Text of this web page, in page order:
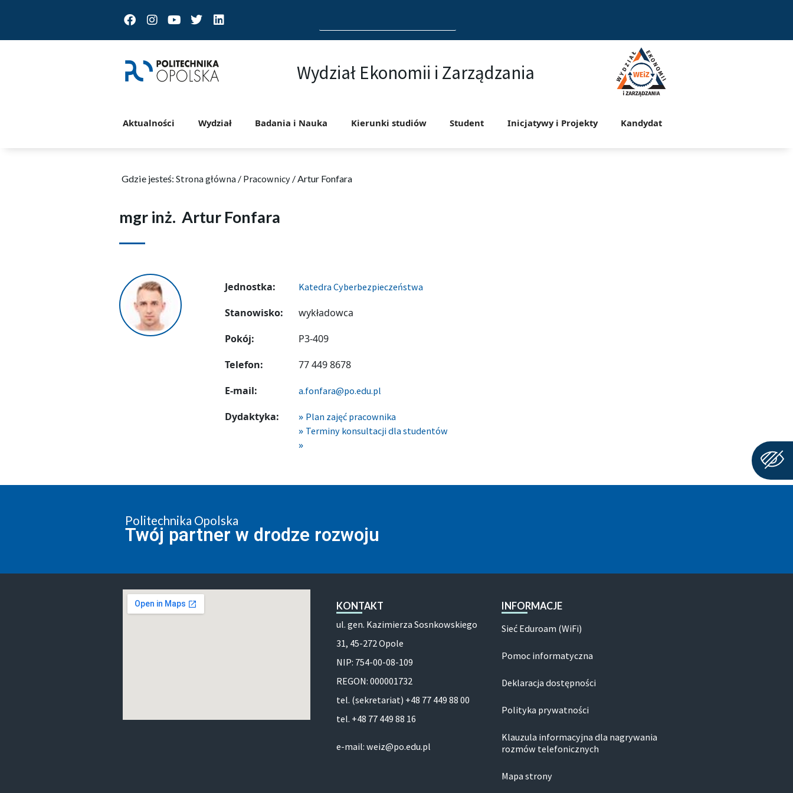
FacebookInstagram
Youtube
TwitterLinkedin
for:
Wydział Ekonomii i Zarządzania
Aktualności Wydział Badania i Nauka Kierunki studiów Student Inicjatywy i Projekty Kandydat
Gdzie jesteś: Strona główna / Pracownicy/Artur Fonfara
mgr inż. Artur Fonfara
Jednostka: Katedra Cyberbezpieczeństwa
Stanowisko:
wykładowca
Pokój:
P3-409
Telefon:
77 449 8678
E-mail:
a.fonfara@po.edu.pl
Dydaktyka:
Plan zajęć pracownika
Terminy konsultacji dla studentów
Politechnika Opolska
Twój partner w drodze rozwoju
KONTAKT
ul. gen. Kazimierza Sosnkowskiego
31, 45-272 Opole
NIP: 754-00-08-109
REGON: 000001732
tel. (sekretariat) +48 77 449 88 00
tel. +48 77 449 88 16
e-mail: weiz@po.edu.pl
INFORMACJE
Sieć Eduroam (WiFi)
Pomoc informatyczna
Deklaracja dostępności
Polityka prywatności
Klauzula informacyjna dla nagrywania
rozmów telefonicznych
Mapa strony